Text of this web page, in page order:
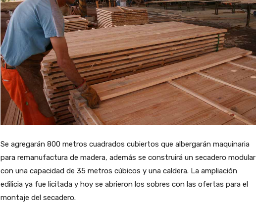
Se agregarán 800 metros cuadrados cubiertos que albergarán maquinaria
para remanufactura de madera, además se construirá un secadero modular
con una capacidad de 35 metros cúbicos y una caldera. La ampliación
edilicia ya fue licitada y hoy se abrieron los sobres con las ofertas para el
montaje del secadero.